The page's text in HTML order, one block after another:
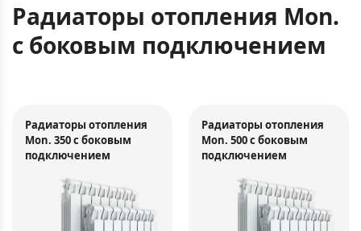
Радиаторы отопления Mon.
с боковым подключением
Радиаторы отопления
Mon. 350 с боковым
подключением
Радиаторы отопления
Mon. 500 с боковым
подключением